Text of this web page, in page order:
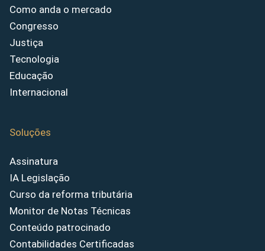
Como anda o mercado
Congresso
Justiça
Tecnologia
Educação
Internacional
Soluções
Assinatura
IA Legislação
Curso da reforma tributária
Monitor de Notas Técnicas
Conteúdo patrocinado
Contabilidades Certificadas